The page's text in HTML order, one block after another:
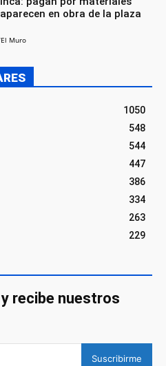
en obra de la plaza
Muro
1050
548
544
447
386
334
263
229
recibe nuestros
Suscribirme